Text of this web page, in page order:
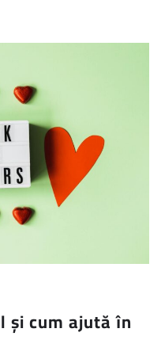
și cum ajută în